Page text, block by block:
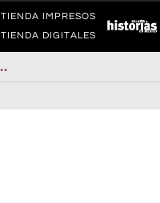
TIENDA IMPRESOS
TIENDA DIGITALES